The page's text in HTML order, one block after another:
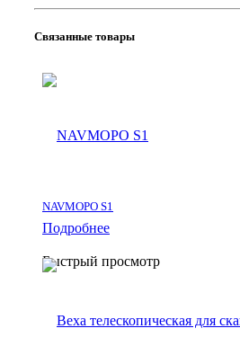
Связанные товары
Быстрый просмотр
NAVMOPO S1
Подробнее